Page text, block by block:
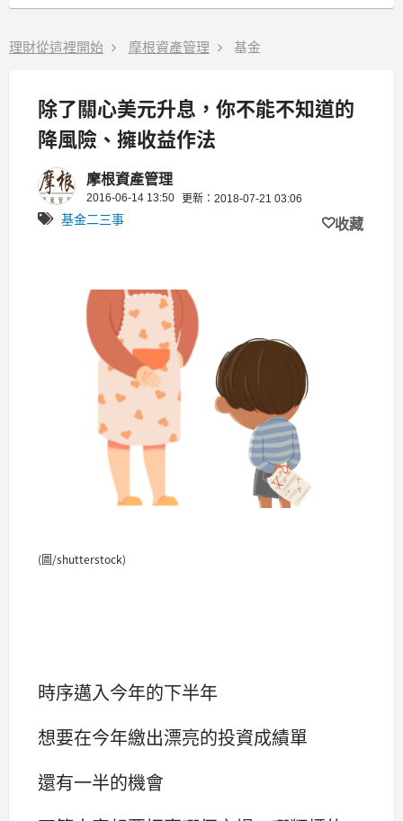
理財從這裡開始 摩根資產管理 基金
除了關心美元升息，你不能不知道的
降風險、擁收益作法
摩根資產管理
2016-06-14 13:50 更新：2018-07-21 03:06
基金二三事 收藏
(圖/shutterstock)
時序邁入今年的下半年
想要在今年繳出漂亮的投資成績單
還有一半的機會